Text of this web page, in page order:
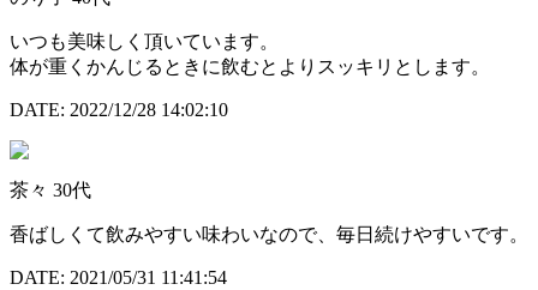
いつも美味しく頂いています。
体が重くかんじるときに飲むとよりスッキリとします。
DATE: 2022/12/28 14:02:10
茶々 30代
香ばしくて飲みやすい味わいなので、毎日続けやすいです。
DATE: 2021/05/31 11:41:54